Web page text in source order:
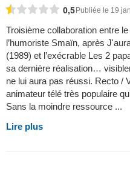
0,5 Publiée le 19
Troisième collaboration entre
l’humoriste Smaïn, après
(1989) et l’exécrable Les 2
sa dernière réalisation…
ne lui aura pas réussi. Recto /
animateur télé très populaire
Sans la moindre ressource ...
Lire plus